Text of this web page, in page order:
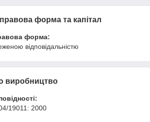
форма та капітал
форма:
відповідальністю
виробництво
19011: 2000